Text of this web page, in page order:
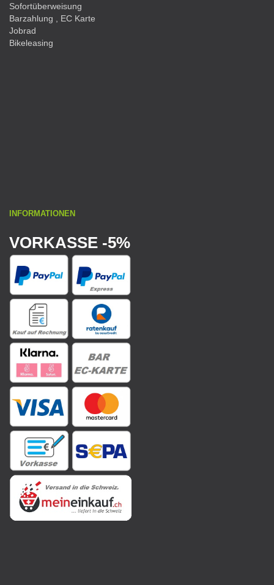
Sofortüberweisung
Barzahlung , EC Karte
Jobrad
Bikeleasing
INFORMATIONEN
VORKASSE -5%